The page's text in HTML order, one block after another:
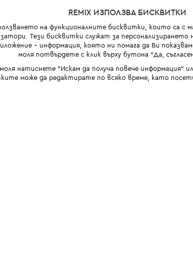
REMIX ИЗПОЛЗВА БИСКВИТКИ
на функционалните бисквитки, които са с
Тези бисквитки служат за персонализирането
- информация, която ни помага да Ви
моля потвърдете с клик върху бутона “Да, съгласен
натиснете "Искам да получа повече информация"
може да редактирате по всяко време, като